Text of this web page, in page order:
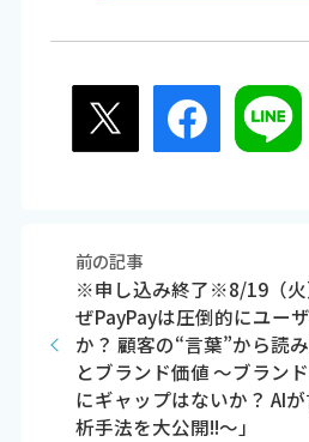
前の記事
※申し込み終了※8/19（火
ぜPayPayは圧倒的にユー
か？ 顧客の“言葉”から読
とブランド価値 ～ブラン
にギャップはないか？ AI
析手法を大公開!!～」